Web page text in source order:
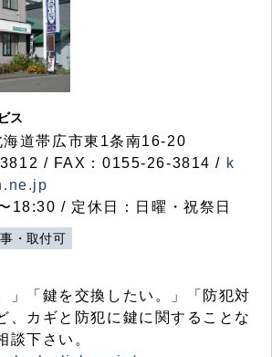
ス
道帯広市東1条南16-20
/ FAX：0155-26-3814 / k
18:30 / 定休日：日曜・祝祭日
・取付可
」「鍵を交換したい。」「防犯対
、カギと防犯に鍵に関することな
談下さい。